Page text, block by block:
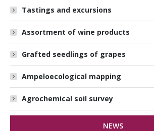
Tastings and excursions
Assortment of wine products
Grafted seedlings of grapes
Ampeloecological mapping
Agrochemical soil survey
NEWS